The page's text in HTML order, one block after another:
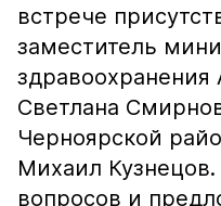
встрече
заместитель
здравоохранения
Светлана
Черноярской
Михаил
вопросов и